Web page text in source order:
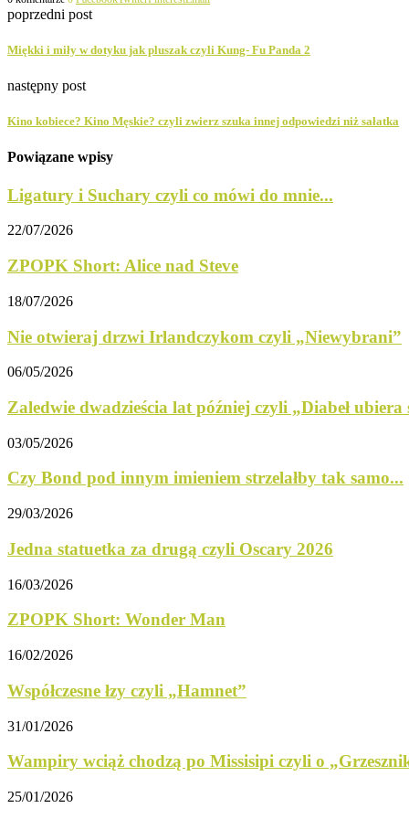
poprzedni post
Miękki i miły w dotyku jak pluszak czyli Kung- Fu Panda 2
następny post
Kino kobiece? Kino Męskie? czyli zwierz szuka innej odpowiedzi niż sałatka
Powiązane wpisy
Ligatury i Suchary czyli co mówi do mnie...
22/07/2026
ZPOPK Short: Alice nad Steve
18/07/2026
Nie otwieraj drzwi Irlandczykom czyli „Niewybrani”
06/05/2026
Zaledwie dwadzieścia lat później czyli „Diabeł ubiera
03/05/2026
Czy Bond pod innym imieniem strzelałby tak samo...
29/03/2026
Jedna statuetka za drugą czyli Oscary 2026
16/03/2026
ZPOPK Short: Wonder Man
16/02/2026
Współczesne łzy czyli „Hamnet”
31/01/2026
Wampiry wciąż chodzą po Missisipi czyli o
25/01/2026